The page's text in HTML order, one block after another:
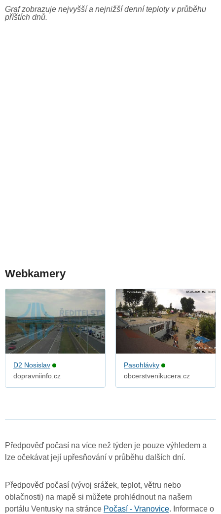
Graf zobrazuje nejvyšší a nejnižší denní teploty v průběhu
příštích dnů.
Webkamery
D2 Nosislav
dopravniinfo.cz
Pasohlávky
obcerstvenikucera.cz
Předpověď počasí na více než týden je pouze výhledem a
lze očekávat její upřesňování v průběhu dalších dní.
Předpověď počasí (vývoj srážek, teplot, větru nebo
oblačnosti) na mapě si můžete prohlédnout na našem
portálu Ventusky na stránce Počasí - Vranovice. Informace o